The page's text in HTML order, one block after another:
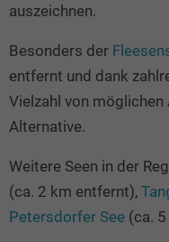
auszeichnen.
Besonders der
entfernt und dank
Vielzahl von
Alternative.
Weitere Seen in der
(ca. 2 km entfernt),
Petersdorfer See (ca.